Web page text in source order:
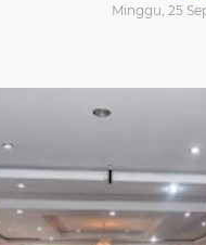
Minggu, 25